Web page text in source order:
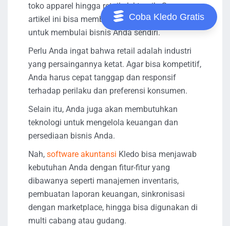
toko apparel hingga retail elektronik. Semoga
artikel ini bisa memberi Anda ide dan inspirasi
untuk membulai bisnis Anda sendiri.
Perlu Anda ingat bahwa retail adalah industri
yang persaingannya ketat. Agar bisa kompetitif,
Anda harus cepat tanggap dan responsif
terhadap perilaku dan preferensi konsumen.
Selain itu, Anda juga akan membutuhkan
teknologi untuk mengelola keuangan dan
persediaan bisnis Anda.
Nah, software akuntansi Kledo bisa menjawab
kebutuhan Anda dengan fitur-fitur yang
dibawanya seperti manajemen inventaris,
pembuatan laporan keuangan, sinkronisasi
dengan marketplace, hingga bisa digunakan di
multi cabang atau gudang.
Coba Kledo Gratis